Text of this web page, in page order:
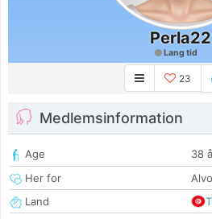
Perla22
Lang tid
23
Medlemsinformation
Age
38
Her for
Land